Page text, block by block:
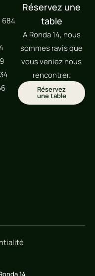
684
Réservez une
table
A Ronda 14, nous
sommes ravis que
vous veniez nous
rencontrer.
Réservez
une table
14